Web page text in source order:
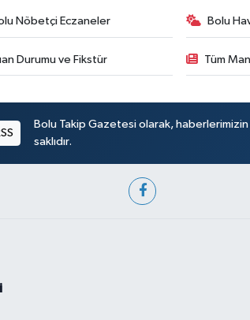
Nöbetçi Eczaneler Bolu
Durumu ve Fikstür Tüm
Bolu Takip Gazetesi olarak, haberlerimizin
saklıdır.